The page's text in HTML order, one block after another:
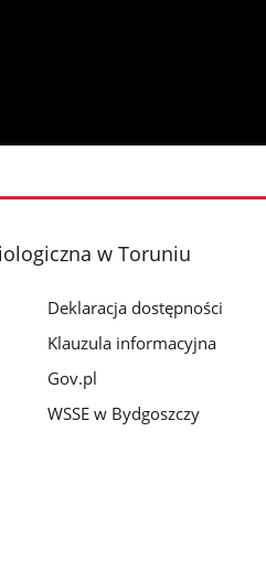
w Toruniu
Deklaracja dostępności
Klauzula informacyjna
Gov.pl
WSSE w Bydgoszczy